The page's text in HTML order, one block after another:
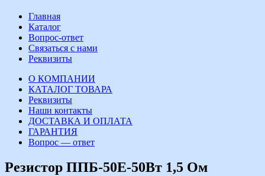
Главная
Каталог
Вопрос-ответ
Связаться с нами
Реквизиты
О КОМПАНИИ
КАТАЛОГ ТОВАРА
Реквизиты
Наши контакты
ДОСТАВКА И ОПЛАТА
ГАРАНТИЯ
Вопрос — ответ
Резистор ППБ-50Е-50Вт 1,5 Ом